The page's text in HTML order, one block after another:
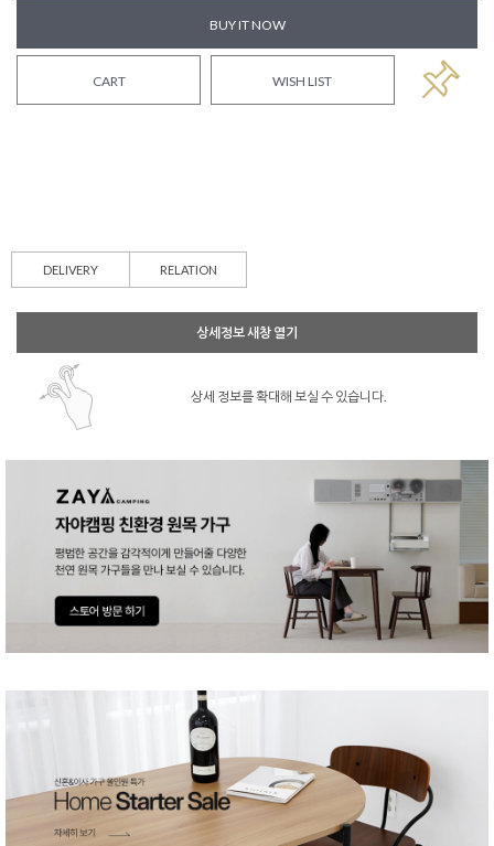
BUY IT NOW
CART WISH LIST
DELIVERY RELATION
상세정보 새창 열기
상세 정보를 확대해 보실 수 있습니다.